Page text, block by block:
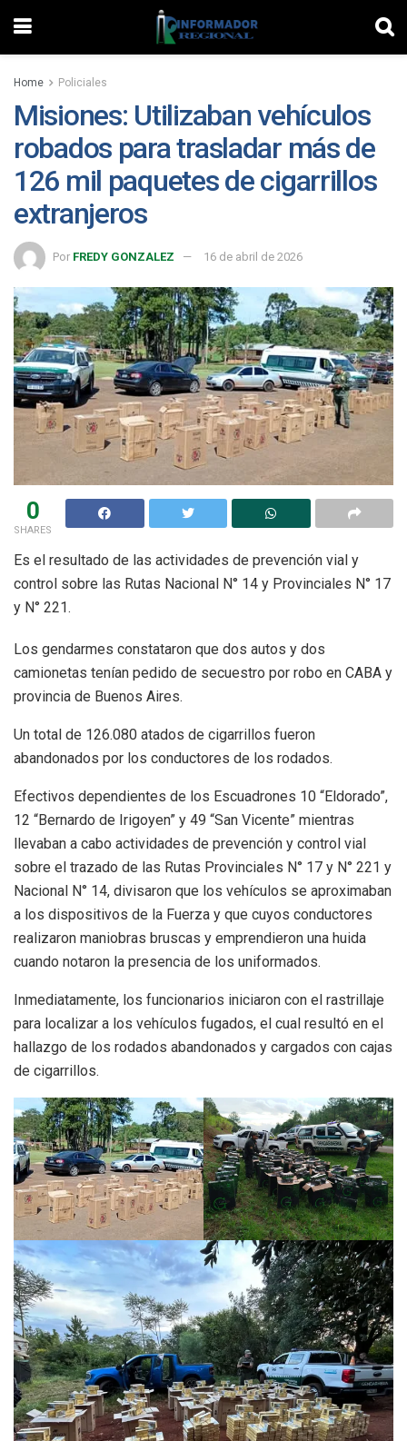
Home Policiales
Misiones: Utilizaban vehículos
robados para trasladar más de
126 mil paquetes de cigarrillos
extranjeros
Por FREDY GONZALEZ 16 de abril de 2026
0
SHARES
Es el resultado de las actividades de prevención vial y
control sobre las Rutas Nacional N° 14 y Provinciales N° 17
y N° 221.
Los gendarmes constataron que dos autos y dos
camionetas tenían pedido de secuestro por robo en CABA y
provincia de Buenos Aires.
Un total de 126.080 atados de cigarrillos fueron
abandonados por los conductores de los rodados.
Efectivos dependientes de los Escuadrones 10 “Eldorado”,
12 “Bernardo de Irigoyen” y 49 “San Vicente” mientras
llevaban a cabo actividades de prevención y control vial
sobre el trazado de las Rutas Provinciales N° 17 y N° 221 y
Nacional N° 14, divisaron que los vehículos se aproximaban
a los dispositivos de la Fuerza y que cuyos conductores
realizaron maniobras bruscas y emprendieron una huida
cuando notaron la presencia de los uniformados.
Inmediatamente, los funcionarios iniciaron con el rastrillaje
para localizar a los vehículos fugados, el cual resultó en el
hallazgo de los rodados abandonados y cargados con cajas
de cigarrillos.